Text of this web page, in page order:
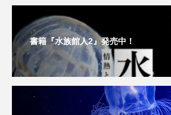
屈斜路湖 岩手県
市立しものせき水族館・海響館
幼魚水族館 広島もとまち水族館
書籍『水族館人2』発売中！